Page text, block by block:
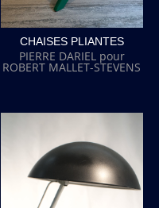
CHAISES PLIANTES
PIERRE DARIEL pour
ROBERT MALLET-STEVENS